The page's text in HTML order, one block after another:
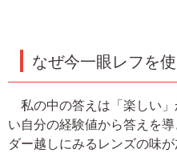
なぜ今一眼レフを
私の中の答えは「楽しい
い自分の経験値から答えを
ダー越しにみるレンズの味